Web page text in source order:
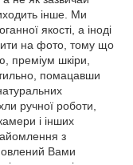
інше. Ми
якості, а іноді
на фото, тому що
преміум шкіри,
помацавши
ручної роботи,
і інших
з
Вами